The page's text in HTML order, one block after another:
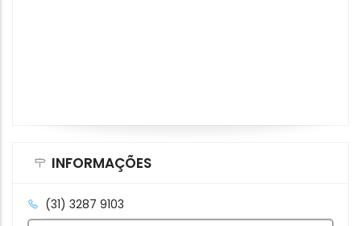
INFORMAÇÕES
(31) 3287 9103